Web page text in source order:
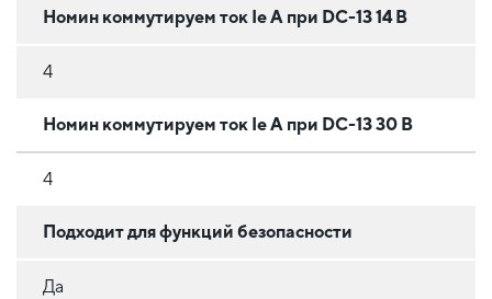
Номин коммутируем ток Ie А при DC-13 14 В
4
Номин коммутируем ток Ie А при DC-13 30 В
4
Подходит для функций безопасности
Да